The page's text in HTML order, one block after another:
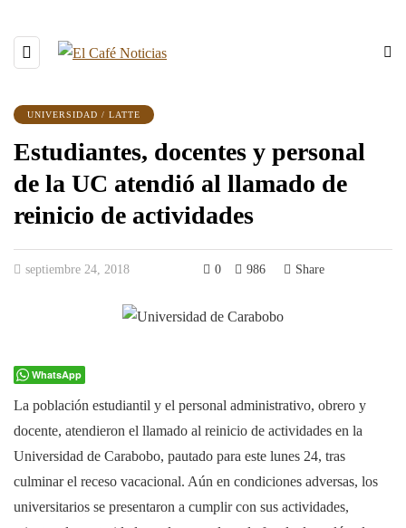
UNIVERSIDAD / LATTE
Estudiantes, docentes y personal
de la UC atendió al llamado de
reinicio de actividades
septiembre 24, 2018 0 986 Share
WhatsApp
La población estudiantil y el personal administrativo, obrero y
docente, atendieron el llamado al reinicio de actividades en la
Universidad de Carabobo, pautado para este lunes 24, tras
culminar el receso vacacional. Aún en condiciones adversas, los
universitarios se presentaron a cumplir con sus actividades,